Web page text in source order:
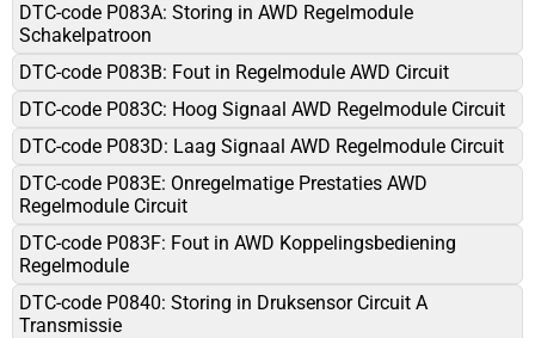
DTC-code P083A: Storing in AWD Regelmodule
Schakelpatroon
DTC-code P083B: Fout in Regelmodule AWD Circuit
DTC-code P083C: Hoog Signaal AWD Regelmodule Circuit
DTC-code P083D: Laag Signaal AWD Regelmodule Circuit
DTC-code P083E: Onregelmatige Prestaties AWD
Regelmodule Circuit
DTC-code P083F: Fout in AWD Koppelingsbediening
Regelmodule
DTC-code P0840: Storing in Druksensor Circuit A
Transmissie